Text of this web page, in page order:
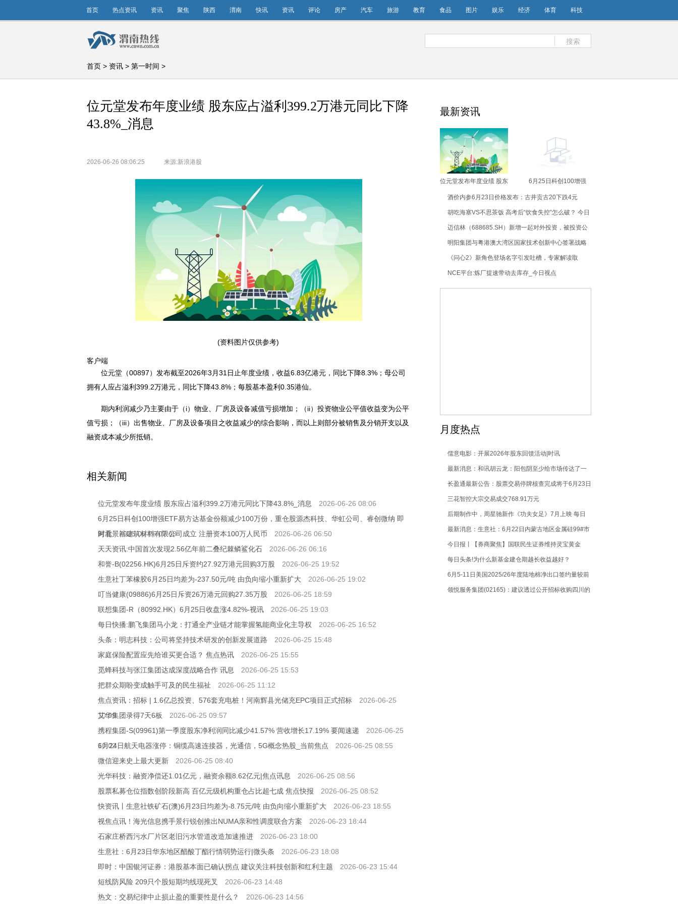
首页 热点资讯 资讯 聚焦 陕西 渭南 快讯 资讯 评论 房产 汽车 旅游 教育 食品 图片 娱乐 经济 体育 科技
搜索
首页 > 资讯 > 第一时间 >
位元堂发布年度业绩 股东应占溢利399.2万港元同比下降
43.8%_消息
2026-06-26 08:06:25 来源:新浪港股
(资料图片仅供参考)
客户端
位元堂（00897）发布截至2026年3月31日止年度业绩，收益6.83亿港元，同比下降8.3%；母公司
拥有人应占溢利399.2万港元，同比下降43.8%；每股基本盈利0.35港仙。
期内利润减少乃主要由于（i）物业、厂房及设备减值亏损增加；（ii）投资物业公平值收益变为公平
值亏损；（iii）出售物业、厂房及设备项目之收益减少的综合影响，而以上则部分被销售及分销开支以及
融资成本减少所抵销。
相关新闻
位元堂发布年度业绩 股东应占溢利399.2万港元同比下降43.8%_消息
2026-06-26 08:06
6月25日科创100增强ETF易方达基金份额减少100万份，重仓股源杰科技、华虹公司、睿创微纳 即
时看
2026-06-26 07:00
河北景裕建筑材料有限公司成立 注册资本100万人民币
2026-06-26 06:50
天天资讯:中国首次发现2.56亿年前二叠纪棘鳞鲨化石
2026-06-26 06:16
和誉-B(02256.HK)6月25日斥资约27.92万港元回购3万股
2026-06-25 19:52
生意社丁苯橡胶6月25日均差为-237.50元/吨 由负向缩小重新扩大
2026-06-25 19:02
叮当健康(09886)6月25日斥资26万港元回购27.35万股
2026-06-25 18:59
联想集团-R（80992.HK）6月25日收盘涨4.82%-视讯
2026-06-25 19:03
每日快播:鹏飞集团马小龙：打通全产业链才能掌握氢能商业化主导权
2026-06-25 16:52
头条：明志科技：公司将坚持技术研发的创新发展道路
2026-06-25 15:48
家庭保险配置应先给谁买更合适？ 焦点热讯
2026-06-25 15:55
觅蜂科技与张江集团达成深度战略合作 讯息
2026-06-25 15:53
把群众期盼变成触手可及的民生福祉
2026-06-25 11:12
焦点资讯：招标 | 1.6亿总投资、576套充电桩！河南辉县光储充EPC项目正式招标
2026-06-25
10:09
艾华集团录得7天6板
2026-06-25 09:57
携程集团-S(09961)第一季度股东净利润同比减少41.57% 营收增长17.19% 要闻速递
2026-06-25
10:02
6月24日航天电器涨停：铜缆高速连接器，光通信，5G概念热股_当前焦点
2026-06-25 08:55
微信迎来史上最大更新
2026-06-25 08:40
光华科技：融资净偿还1.01亿元，融资余额8.62亿元|焦点讯息
2026-06-25 08:56
股票私募仓位指数创阶段新高 百亿元级机构重仓占比超七成 焦点快报
2026-06-25 08:52
快资讯丨生意社铁矿石(澳)6月23日均差为-8.75元/吨 由负向缩小重新扩大
2026-06-23 18:55
视焦点讯！海光信息携手景行锐创推出NUMA亲和性调度联合方案
2026-06-23 18:44
石家庄桥西污水厂片区老旧污水管道改造加速推进
2026-06-23 18:00
生意社：6月23日华东地区醋酸丁酯行情弱势运行|微头条
2026-06-23 18:08
即时：中国银河证券：港股基本面已确认拐点 建议关注科技创新和红利主题
2026-06-23 15:44
短线防风险 209只个股短期均线现死叉
2026-06-23 14:48
热文：交易纪律中止损止盈的重要性是什么？
2026-06-23 14:56
最新资讯
位元堂发布年度业绩 股东
比下降43.8%_消息
6月25日科创100增强
100万份，重仓股源杰科
即时看
酒价内参6月23日价格发布：古井贡古20下跌4元
胡吃海塞VS不思茶饭 高考后“饮食失控”怎么破？ 今日
要闻
迈信林（688685.SH）新增一起对外投资，被投资公
司为共青城畅刻芯微创业投资合伙企业（有限合伙）
明阳集团与粤港澳大湾区国家技术创新中心签署战略
合作框架协议
《问心2》新角色登场名字引发吐槽，专家解读取
名“妲”字并非贬义|每日快看
NCE平台:炼厂提速带动去库存_今日视点
月度热点
儒意电影：开展2026年股东回馈活动|时讯
最新消息：和讯胡云龙：阳包阴至少给市场传达了一
个信号
长盈通最新公告：股票交易停牌核查完成将于6月23日
复牌
三花智控大宗交易成交768.91万元
后期制作中，周星驰新作《功夫女足》7月上映 每日
资讯
最新消息：生意社：6月22日内蒙古地区金属硅99#市
场行情
今日报丨【券商聚焦】国联民生证券维持灵宝黄金
(03330)“推荐”评级 指公司增储潜力突出
每日头条!为什么新基金建仓期越长收益越好？
6月5-11日美国2025/26年度陆地棉净出口签约量较前
周减少15%-焦点
领悦服务集团(02165)：建议透过公开招标收购四川的